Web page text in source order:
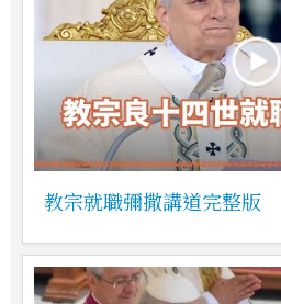
教宗就職彌撒講道完整版